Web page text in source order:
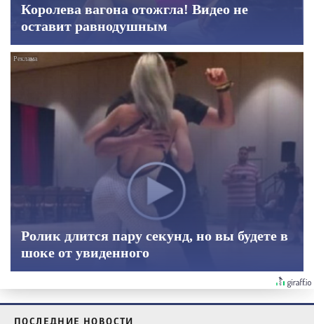
Королева вагона отожгла! Видео не
оставит равнодушным
Ролик длится пару секунд, но вы будете в
шоке от увиденного
ПОСЛЕДНИЕ НОВОСТИ